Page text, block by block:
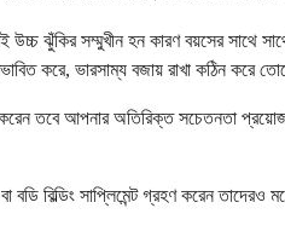
উচ্চ ঝুঁকির সম্মুখীন হন কারণ বয়সের সাথে
করে, ভারসাম্য বজায় রাখা কঠিন করে
তবে আপনার অতিরিক্ত সচেতনতা
বডি বিল্ডিং সাপ্লিমেন্ট গ্রহণ করেন